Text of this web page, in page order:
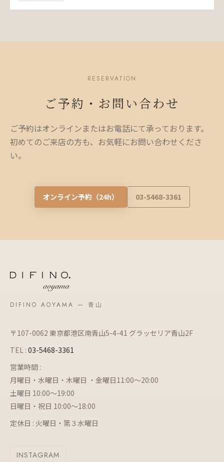
RESERVATION
ご予約・お問い合わせ
ご予約はオンラインまたはお電話にて承っております。
初めてのご来店の方も、お気軽にお問い合わせくださ
い。
オンライン予約（24h） 03-5468-3361
DIFINO AOYAMA — 青山
〒107-0062 東京都港区南青山5-4-41 グラッセリア青山2F
TEL : 03-5468-3361
営業時間 :
月曜日・水曜日・木曜日 ・金曜日11:00～20:00
土曜日 10:00～19:00
日曜日・祝日 10:00～18:00
定休日 : 火曜日・第３水曜日
INSTAGRAM